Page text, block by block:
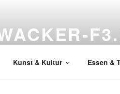
Kunst & Kultur Essen &